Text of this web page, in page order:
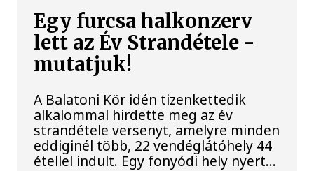
Egy furcsa halkonzerv
lett az Év Strandétele -
mutatjuk!
A Balatoni Kör idén tizenkettedik
alkalommal hirdette meg az év
strandétele versenyt, amelyre minden
eddiginél több, 22 vendéglátóhely 44
étellel indult. Egy fonyódi hely nyert...